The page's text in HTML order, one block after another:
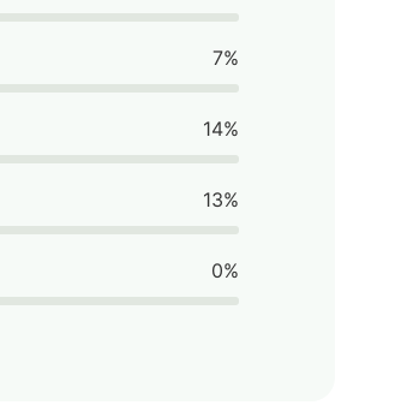
7%
14%
13%
0%